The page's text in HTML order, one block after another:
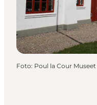
Foto: Poul la Cour Museet